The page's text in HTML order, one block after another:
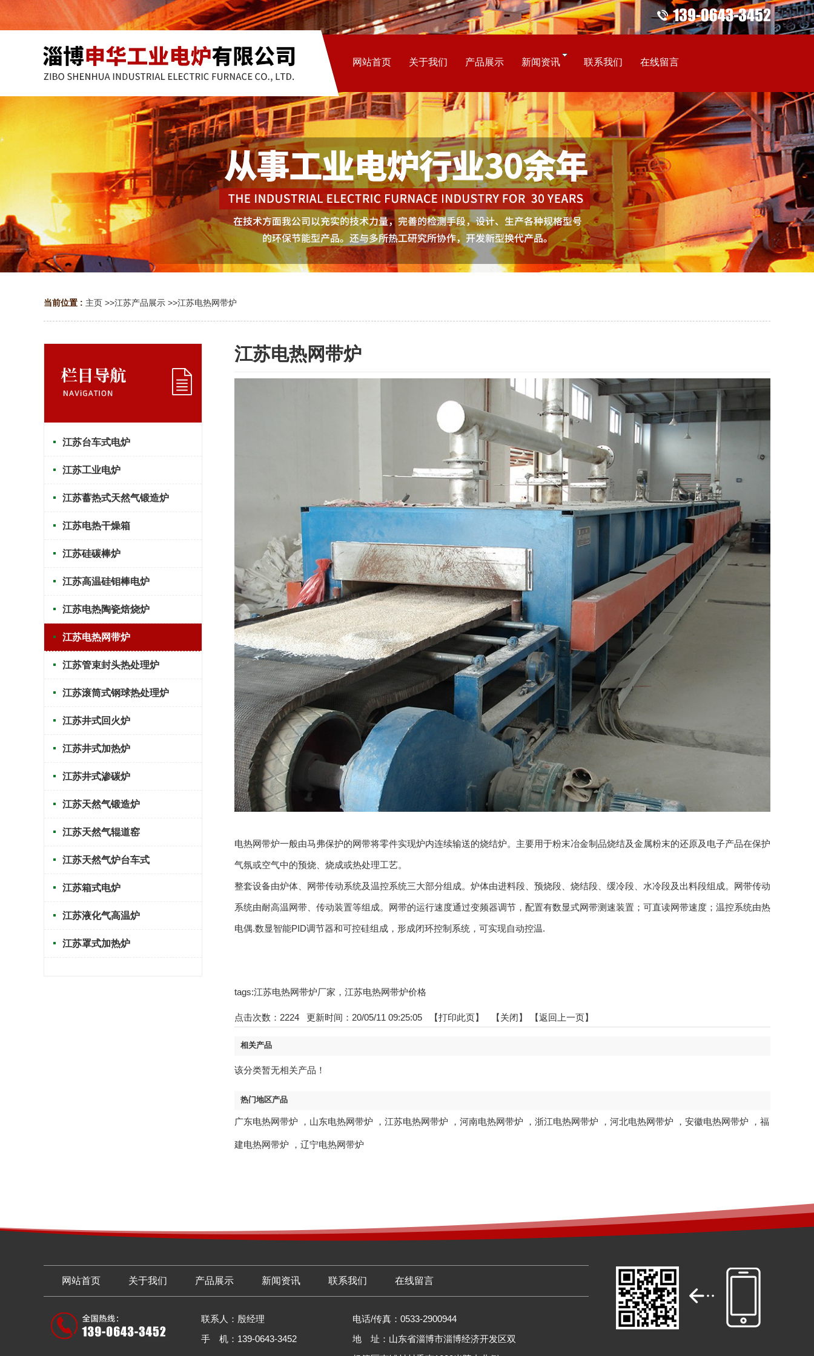
网站首页 关于我们 产品展示 新闻资讯 联系我们 在线留言
当前位置 : 主页 >>江苏产品展示 >>江苏电热网带炉
江苏台车式电炉
江苏工业电炉
江苏蓄热式天然气锻造炉
江苏电热干燥箱
江苏硅碳棒炉
江苏高温硅钼棒电炉
江苏电热陶瓷焙烧炉
江苏电热网带炉
江苏管束封头热处理炉
江苏滚筒式钢球热处理炉
江苏井式回火炉
江苏井式加热炉
江苏井式渗碳炉
江苏天然气锻造炉
江苏天然气辊道窑
江苏天然气炉台车式
江苏箱式电炉
江苏液化气高温炉
江苏罩式加热炉
江苏电热网带炉
电热网带炉一般由马弗保护的网带将零件实现炉内连续输送的烧结炉。主要用于粉末冶金制品烧结及金属粉末的还原及电子产品在保护
气氛或空气中的预烧、烧成或热处理工艺。
整套设备由炉体、网带传动系统及温控系统三大部分组成。炉体由进料段、预烧段、烧结段、缓冷段、水冷段及出料段组成。网带传动
系统由耐高温网带、传动装置等组成。网带的运行速度通过变频器调节，配置有数显式网带测速装置；可直读网带速度；温控系统由热
电偶.数显智能PID调节器和可控硅组成，形成闭环控制系统，可实现自动控温.
tags:江苏电热网带炉厂家，江苏电热网带炉价格
点击次数： 2224 更新时间：20/05/11 09:25:05 【打印此页】 【关闭】 【返回上一页】
相关产品
该分类暂无相关产品！
热门地区产品
广东电热网带炉 ， 山东电热网带炉 ， 江苏电热网带炉 ， 河南电热网带炉 ， 浙江电热网带炉 ， 河北电热网带炉 ， 安徽电热网带炉 ， 福
建电热网带炉 ， 辽宁电热网带炉
网站首页 关于我们 产品展示 新闻资讯 联系我们 在线留言
联系人：殷经理
手 机：139-0643-3452
电话/传真：0533-2900944
地 址：山东省淄博市淄博经济开发区双